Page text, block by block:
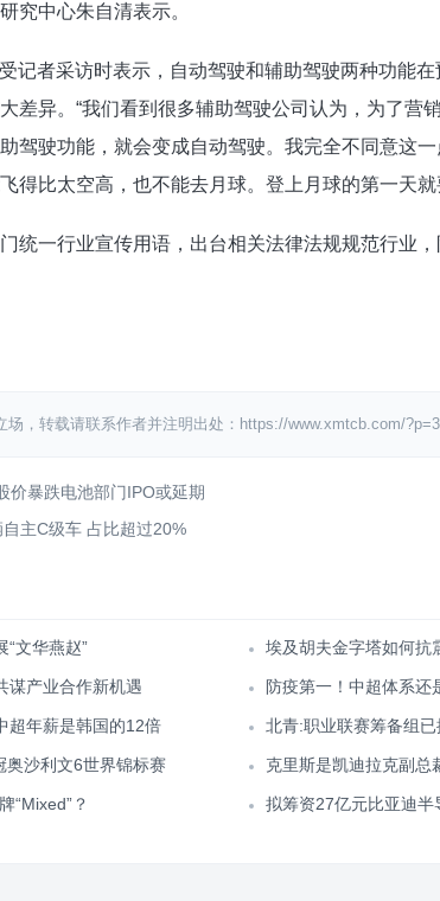
究中心朱自清表示。
记者采访时表示，自动驾驶和辅助驾驶两种功能
差异。“我们看到很多辅助驾驶公司认为，为了营
驾驶功能，就会变成自动驾驶。我完全不同意这
得比太空高，也不能去月球。登上月球的第一天
统一行业宣传用语，出台相关法律法规规范行业
场，转载请联系作者并注明出处：https://www.xmtcb.com/
价暴跌电池部门IPO或延期
主C级车 占比超过20%
文华燕赵” 埃及胡夫金字塔如何抗
谋产业合作新机遇 防疫第一！中超体系还
超年薪是韩国的12倍 北青:职业联赛筹备组
奥沙利文6世界锦标赛 克里斯是凯迪拉克副总
“Mixed”？ 拟筹资27亿元比亚迪半